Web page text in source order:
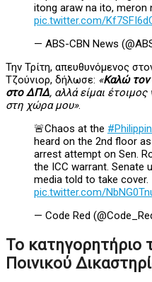
itong araw na ito, meron
pic.twitter.com/
— ABS-CBN News
Την Τρίτη, απευθυνόμενος
Τζούνιορ, δήλωσε: «Καλώ τον
στο ΔΠΔ, αλλά είμαι
στη χώρα μου».
🚨Chaos at the
heard on the 2nd floor
arrest attempt on Sen.
the ICC warrant. Senate
media told to take cover.
pic.twitter.com/
— Code Red
Το κατηγορητήριο
Ποινικού